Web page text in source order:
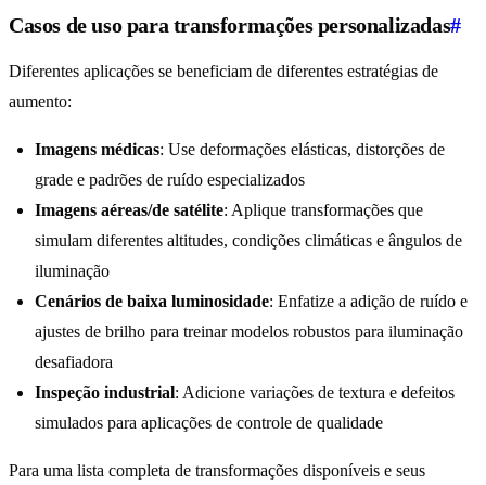
Casos de uso para transformações personalizadas#
Diferentes aplicações se beneficiam de diferentes estratégias de
aumento:
Imagens médicas: Use deformações elásticas, distorções de
grade e padrões de ruído especializados
Imagens aéreas/de satélite: Aplique transformações que
simulam diferentes altitudes, condições climáticas e ângulos de
iluminação
Cenários de baixa luminosidade: Enfatize a adição de ruído e
ajustes de brilho para treinar modelos robustos para iluminação
desafiadora
Inspeção industrial: Adicione variações de textura e defeitos
simulados para aplicações de controle de qualidade
Para uma lista completa de transformações disponíveis e seus